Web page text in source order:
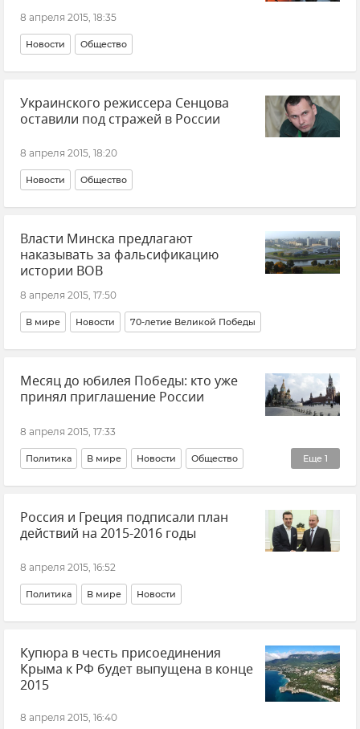
8 апреля 2015, 18:35
Новости Общество
Украинского режиссера Сенцова
оставили под стражей в России
8 апреля 2015, 18:20
Новости Общество
Власти Минска предлагают
наказывать за фальсификацию
истории ВОВ
8 апреля 2015, 17:50
В мире Новости 70-летие Великой Победы
Месяц до юбилея Победы: кто уже
принял приглашение России
8 апреля 2015, 17:33
Еще 1
Политика В мире Новости Общество
70-летие Великой Победы
Россия и Греция подписали план
действий на 2015-2016 годы
8 апреля 2015, 16:52
Политика В мире Новости
Купюра в честь присоединения
Крыма к РФ будет выпущена в конце
2015
8 апреля 2015, 16:40